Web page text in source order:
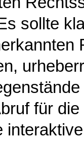
sollte
für